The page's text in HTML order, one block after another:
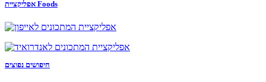
אפליקציית Foods
חיפושים נפוצים